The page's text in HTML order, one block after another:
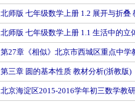
北师版 七年级数学上册 1.2 展开与折叠
北师版 七年级数学上册 1.1 生活中的立
第27章《相似》北京市西城区重点中学
第三章 圆的基本性质 教材分析(浙教版)
北京海淀区2015-2016学年初三数学教